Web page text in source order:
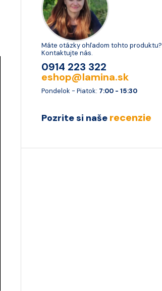
Máte otázky ohľadom tohto produktu?
Kontaktujte nás.
0914 223 322
eshop@lamina.sk
Pondelok - Piatok: 7:00 - 15:30
Pozrite si naše recenzie